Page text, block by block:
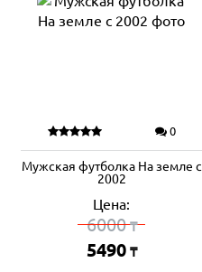
0
Мужская футболка На земле с
2002
Цена:
6000₸
5490 ₸